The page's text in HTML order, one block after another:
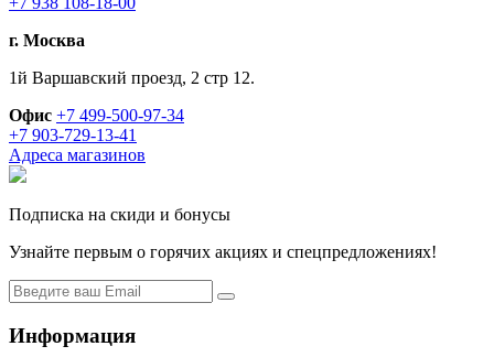
г. Москва
1й Варшавский проезд, 2 стр 12.
Офис +7 499-500-97-34
+7 903-729-13-41
Адреса магазинов
Подписка на скиди и бонусы
Узнайте первым о горячих акциях и спецпредложениях!
Информация